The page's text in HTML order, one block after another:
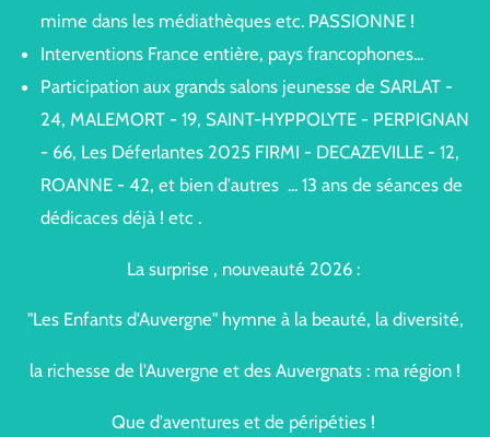
mime dans les médiathèques etc. PASSIONNE !
Interventions France entière, pays francophones...
Participation aux grands salons jeunesse de SARLAT -
24, MALEMORT - 19, SAINT-HYPPOLYTE - PERPIGNAN
- 66, Les Déferlantes 2025 FIRMI - DECAZEVILLE - 12,
ROANNE - 42, et bien d'autres ... 13 ans de séances de
dédicaces déjà ! etc .
La surprise , nouveauté 2026 :
"Les Enfants d'Auvergne" hymne à la beauté, la diversité,
la richesse de l'Auvergne et des Auvergnats : ma région !
Que d'aventures et de péripéties !